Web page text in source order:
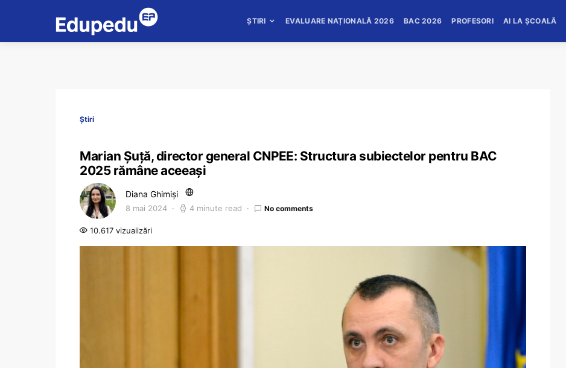
ȘTIRI EVALUARE NAȚIONALĂ 2026 BAC 2026 PROFESORI AI LA ȘCOALĂ
Știri
Marian Șuță, director general CNPEE: Structura subiectelor pentru BAC
2025 rămâne aceeași
Diana Ghimiși
8 mai 2024 4 minute read No comments
10.617 vizualizări